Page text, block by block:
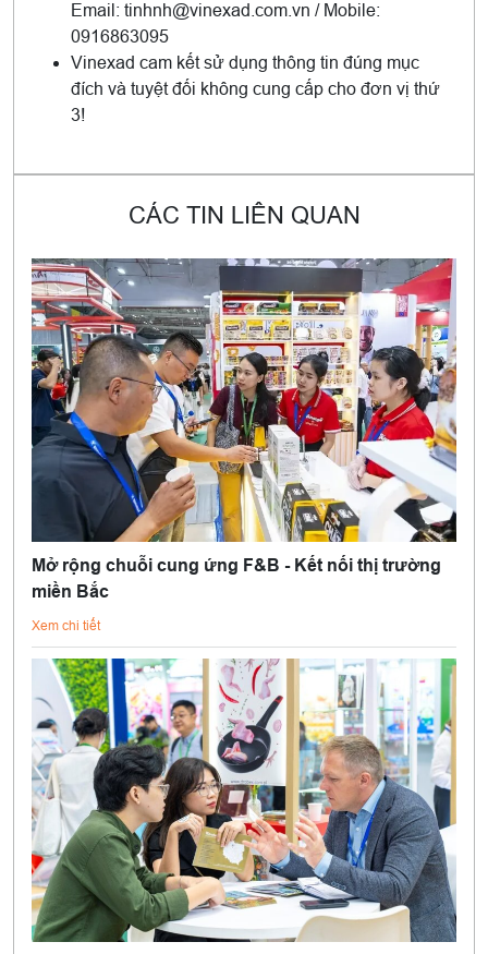
Email: tinhnh@vinexad.com.vn / Mobile:
0916863095
Vinexad cam kết sử dụng thông tin đúng mục
đích và tuyệt đối không cung cấp cho đơn vị thứ
3!
CÁC TIN LIÊN QUAN
Mở rộng chuỗi cung ứng F&B - Kết nối thị trường
miền Bắc
Xem chi tiết